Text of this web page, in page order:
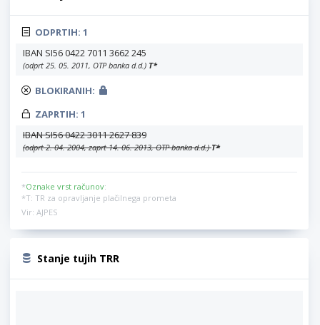
ODPRTIH: 1
IBAN SI56 0422 7011 3662 245
(odprt 25. 05. 2011, OTP banka d.d.) T*
BLOKIRANIH:
ZAPRTIH: 1
IBAN SI56 0422 3011 2627 839
(odprt 2. 04. 2004, zaprt 14. 06. 2013, OTP banka d.d.)T*
*Oznake vrst računov:
*T: TR za opravljanje plačilnega prometa
Vir: AJPES
Stanje tujih TRR